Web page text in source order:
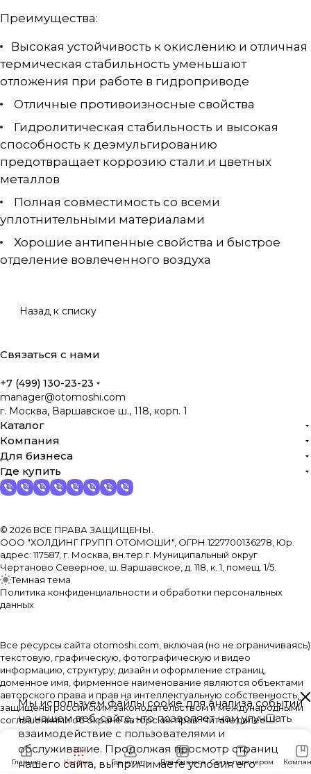
Преимущества:
Высокая устойчивость к окислению и отличная
термическая стабильность уменьшают
отложения при работе в гидроприводе
Отличные противоизносные свойства
Гидролитическая стабильность и высокая
способность к деэмульгированию
предотвращает коррозию стали и цветных
металлов
Полная совместимость со всеми
уплотнительными материалами
Хорошие антипенные свойства и быстрое
отделение вовлеченного воздуха
Назад к списку
Связаться с нами
+7 (499) 130-23-23
manager@otomoshi.com
г. Москва, Варшавское ш., 118, корп. 1
Каталог
Компания
Для бизнеса
Где купить
© 2026 ВСЕ ПРАВА ЗАЩИЩЕНЫ.
ООО "ХОЛДИНГ ГРУПП ОТОМОШИ", ОГРН 1227700136278, Юр.
адрес: 117587, г. Москва, вн.тер.г. Муниципальный округ
Чертаново Северное, ш. Варшавское, д. 118, к. 1, помещ. 1/5.
Темная тема
Политика конфиденциальности и обработки персональных
данных
Все ресурсы сайта otomoshi.com, включая (но не ограничиваясь)
текстовую, графическую, фотографическую и видео
информацию, структуру, дизайн и оформление страниц,
доменное имя, фирменное наименование являются объектами
авторского права и прав на интеллектуальную собственность,
защищены российским законодательством и международными
соглашениями об охране авторских прав.Читать далее
Главная Каталог Где купить Для бизнеса Стать партнером
Мы используем файлы cookie для анализа событий
на нашем веб-сайте, что позволяет нам улучшать
взаимодействие с пользователями и
обслуживание. Продолжая просмотр страниц
нашего сайта, вы принимаете условия его